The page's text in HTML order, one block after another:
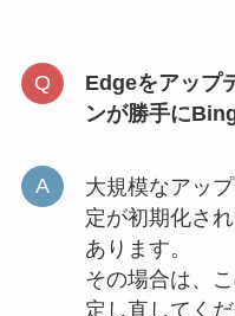
Edgeをアップ
ンが勝手に
大規模なアッ
定が初期化さ
あります。
その場合は、
定し直してくだ